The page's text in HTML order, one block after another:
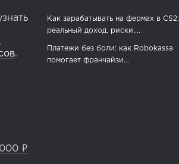
.
Как зарабатывать на фермах в CS2:
реальный доход, риски,...
Платежи без боли: как Robokassa
помогает франчайзи...
₽